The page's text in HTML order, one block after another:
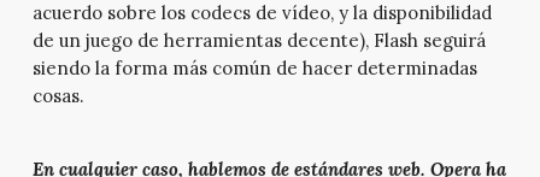
acuerdo sobre los codecs de vídeo, y la disponibilidad
de un juego de herramientas decente), Flash seguirá
siendo la forma más común de hacer determinadas
cosas.
En cualquier caso, hablemos de estándares web. Opera ha